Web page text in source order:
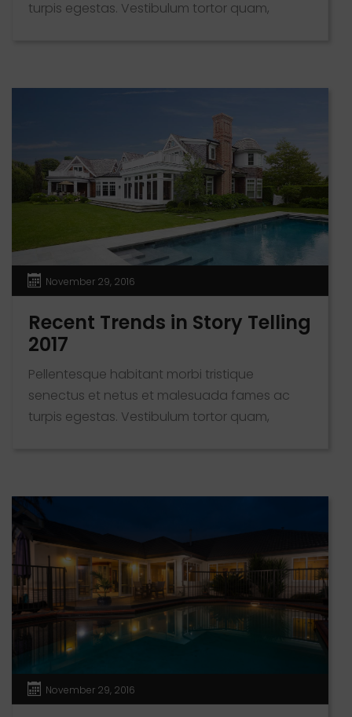
turpis egestas. Vestibulum tortor quam,
placerat eleifend leo. Quisque sit amet est et
sapien ullamcorper pharetra. Vestibulum erat
wisi, condimentum sed, commodo [...]
November 29, 2016
Recent Trends in Story Telling
2017
Pellentesque habitant morbi tristique
senectus et netus et malesuada fames ac
turpis egestas. Vestibulum tortor quam,
placerat eleifend leo.
November 29, 2016